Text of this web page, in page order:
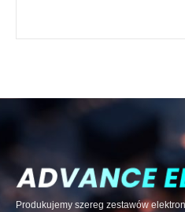
Produkujemy szereg zestawów